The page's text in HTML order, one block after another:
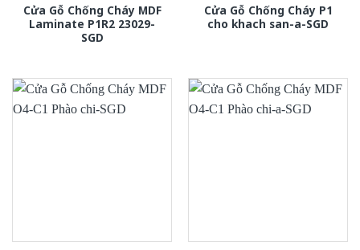
Cửa Gỗ Chống Cháy MDF
Laminate P1R2 23029-
SGD
Cửa Gỗ Chống Cháy P1
cho khach san-a-SGD